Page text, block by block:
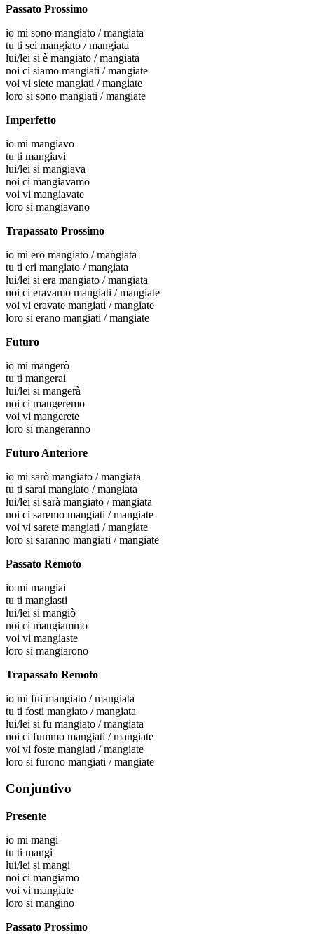
Passato Prossimo
io mi sono mangiato / mangiata
tu ti sei mangiato / mangiata
lui/lei si è mangiato / mangiata
noi ci siamo mangiati / mangiate
voi vi siete mangiati / mangiate
loro si sono mangiati / mangiate
Imperfetto
io mi mangiavo
tu ti mangiavi
lui/lei si mangiava
noi ci mangiavamo
voi vi mangiavate
loro si mangiavano
Trapassato Prossimo
io mi ero mangiato / mangiata
tu ti eri mangiato / mangiata
lui/lei si era mangiato / mangiata
noi ci eravamo mangiati / mangiate
voi vi eravate mangiati / mangiate
loro si erano mangiati / mangiate
Futuro
io mi mangerò
tu ti mangerai
lui/lei si mangerà
noi ci mangeremo
voi vi mangerete
loro si mangeranno
Futuro Anteriore
io mi sarò mangiato / mangiata
tu ti sarai mangiato / mangiata
lui/lei si sarà mangiato / mangiata
noi ci saremo mangiati / mangiate
voi vi sarete mangiati / mangiate
loro si saranno mangiati / mangiate
Passato Remoto
io mi mangiai
tu ti mangiasti
lui/lei si mangiò
noi ci mangiammo
voi vi mangiaste
loro si mangiarono
Trapassato Remoto
io mi fui mangiato / mangiata
tu ti fosti mangiato / mangiata
lui/lei si fu mangiato / mangiata
noi ci fummo mangiati / mangiate
voi vi foste mangiati / mangiate
loro si furono mangiati / mangiate
Conjuntivo
Presente
io mi mangi
tu ti mangi
lui/lei si mangi
noi ci mangiamo
voi vi mangiate
loro si mangino
Passato Prossimo